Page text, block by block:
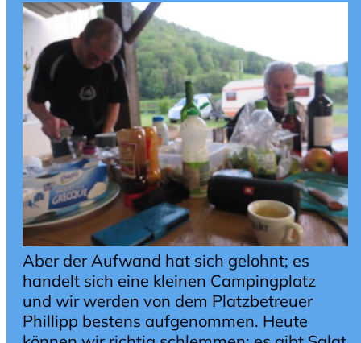
Aber der Aufwand hat sich gelohnt; es
handelt sich eine kleinen Campingplatz
und wir werden von dem Platzbetreuer
Phillipp bestens aufgenommen. Heute